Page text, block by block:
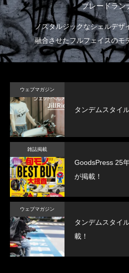
ブレードラン
ノスタルジックなシェルデザ
融合させたフルフェイスのモ
ウェブマガジン
タンデムスタイ
雑誌掲載
GoodsPress 25
が掲載！
ウェブマガジン
タンデムスタイ
載！